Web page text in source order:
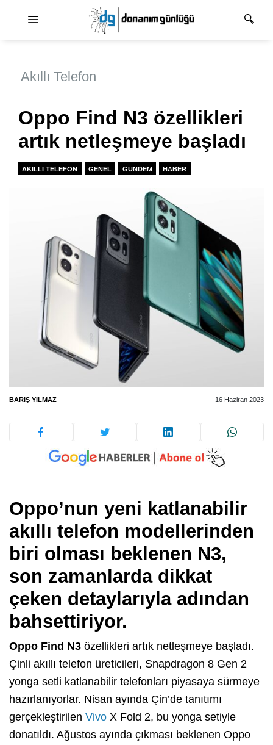
Akıllı Telefon
Oppo Find N3 özellikleri
artık netleşmeye başladı
AKILLI TELEFON GENEL GUNDEM HABER
BARIŞ YILMAZ 16 Haziran 2023
Oppo’nun yeni katlanabilir
akıllı telefon modellerinden
biri olması beklenen N3,
son zamanlarda dikkat
çeken detaylarıyla adından
bahsettiriyor.
Oppo Find N3 özellikleri artık netleşmeye başladı.
Çinli akıllı telefon üreticileri, Snapdragon 8 Gen 2
yonga setli katlanabilir telefonları piyasaya sürmeye
hazırlanıyorlar. Nisan ayında Çin’de tanıtımı
gerçekleştirilen Vivo X Fold 2, bu yonga setiyle
donatıldı. Ağustos ayında çıkması beklenen Oppo